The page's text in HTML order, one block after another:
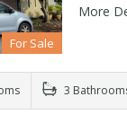
For Sale
More
3